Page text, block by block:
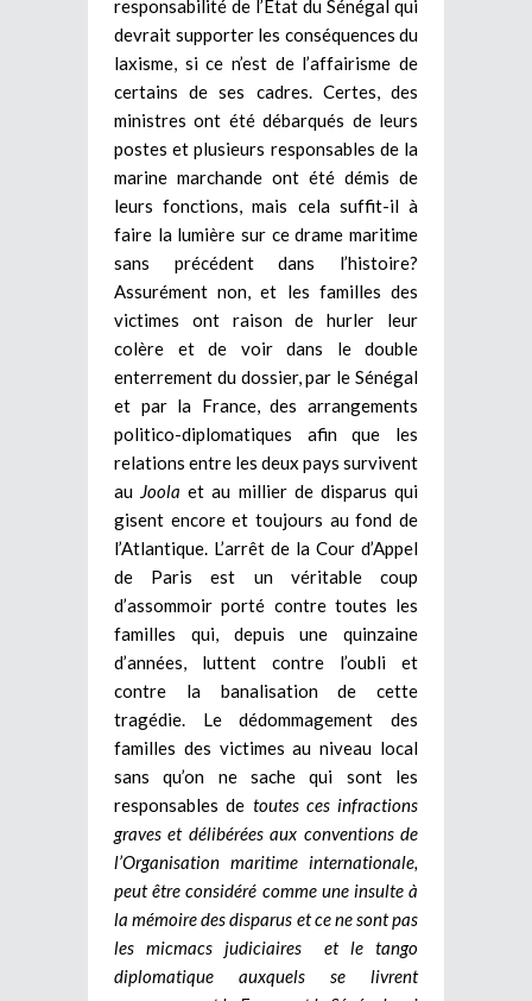
responsabilité de l’Etat du Sénégal qui
devrait supporter les conséquences du
laxisme, si ce n’est de l’affairisme de
certains de ses cadres. Certes, des
ministres ont été débarqués de leurs
postes et plusieurs responsables de la
marine marchande ont été démis de
leurs fonctions, mais cela suffit-il à
faire la lumière sur ce drame maritime
sans précédent dans l’histoire?
Assurément non, et les familles des
victimes ont raison de hurler leur
colère et de voir dans le double
enterrement du dossier, par le Sénégal
et par la France, des arrangements
politico-diplomatiques afin que les
relations entre les deux pays survivent
au Joola et au millier de disparus qui
gisent encore et toujours au fond de
l’Atlantique. L’arrêt de la Cour d’Appel
de Paris est un véritable coup
d’assommoir porté contre toutes les
familles qui, depuis une quinzaine
d’années, luttent contre l’oubli et
contre la banalisation de cette
tragédie. Le dédommagement des
familles des victimes au niveau local
sans qu’on ne sache qui sont les
responsables de toutes ces infractions
graves et délibérées aux conventions de
l’Organisation maritime internationale,
peut être considéré comme une insulte à
la mémoire des disparus et ce ne sont pas
les micmacs judiciaires et le tango
diplomatique auxquels se livrent